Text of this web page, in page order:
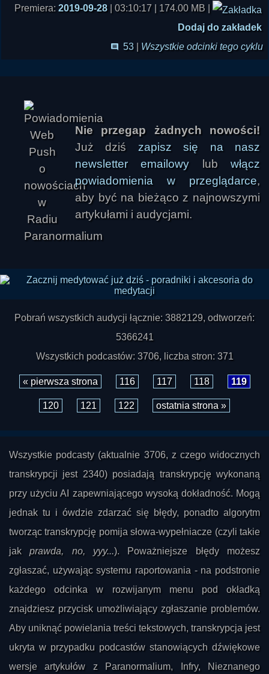
Premiera: 2019-09-28 | 03:10:17 | 174.00 MB |
Dodaj do zakładek
53
Wszystkie odcinki tego cyklu
Nie przegap żadnych nowości!
Już dziś zapisz się na nasz
newsletter emailowy lubwłącz
powiadomienia w przeglądarce,
aby być na bieżąco z najnowszymi
artykułami i audycjami.
Pobrań wszystkich audycji łącznie: 3882129, odtworzeń:
5366241
Wszystkich podcastów: 3706, liczba stron: 371
« pierwsza strona 116 117 118 119
120 121 122 ostatnia strona »
Wszystkie podcasty (aktualnie 3706, z czego widocznych
transkrypcji jest 2340) posiadają transkrypcję wykonaną
przy użyciu AI zapewniającego wysoką dokładność. Mogą
jednak tu i ówdzie zdarzać się błędy, ponadto algorytm
tworząc transkrypcję pomija słowa-wypełniacze (czyli takie
jakprawda, no, yyy...). Poważniejsze błędy możesz
zgłaszać, używając systemu raportowania - na podstronie
każdego odcinka w rozwijanym menu pod okładką
znajdziesz przycisk umożliwiający zgłaszanie problemów.
Aby uniknąć powielania treści tekstowych, transkrypcja jest
ukryta w przypadku podcastów stanowiących dźwiękowe
wersje artykułów z Paranormalium, Infry, Nieznanego